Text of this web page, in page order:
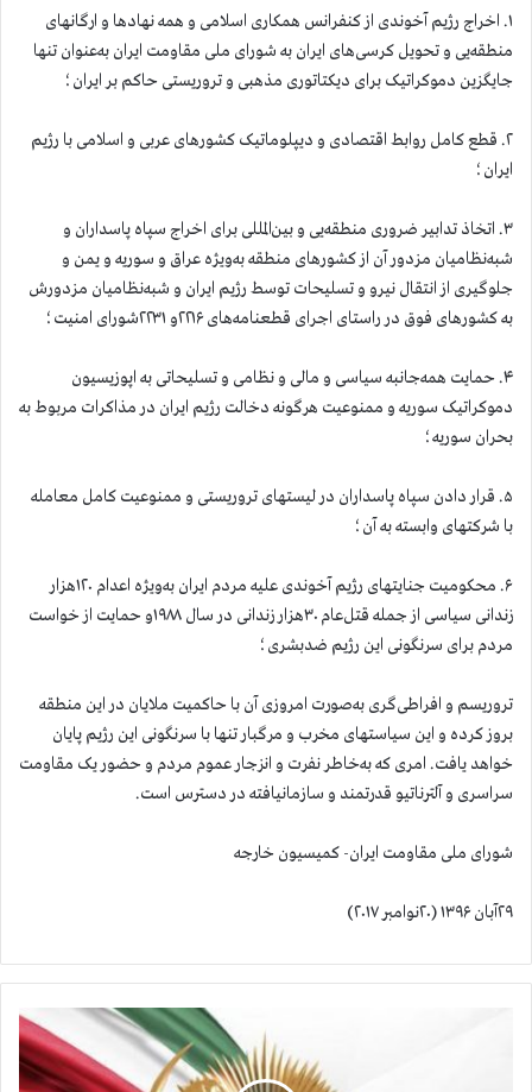
۱. اخراج رژیم آخوندی از کنفرانس همکاری اسلامی و همه نهادها و ارگانهای
منطقه‌یی و تحویل کرسی‌های ایران به شورای ملی مقاومت ایران به‌عنوان تنها
جایگزین دموکراتیک برای دیکتاتوری مذهبی و تروریستی حاکم بر ایران؛
۲. قطع کامل روابط اقتصادی و دیپلوماتیک کشورهای عربی و اسلامی با رژیم
ایران؛
۳. اتخاذ تدابیر ضروری منطقه‌یی و بین‌المللی برای اخراج سپاه پاسداران و
شبه‌نظامیان مزدور آن از کشورهای منطقه به‌ویژه عراق و سوریه و یمن و
جلوگیری از انتقال نیرو و تسلیحات توسط رژیم ایران و شبه‌نظامیان مزدورش
به کشورهای فوق در راستای اجرای قطعنامه‌های ۲۲۱۶و ۲۲۳۱شورای امنیت؛
۴. حمایت همه‌جانبه سیاسی و مالی و نظامی و تسلیحاتی به اپوزیسیون
دموکراتیک سوریه و ممنوعیت هرگونه دخالت رژیم ایران در مذاکرات مربوط به
بحران سوریه؛
۵. قرار دادن سپاه پاسداران در لیستهای تروریستی و ممنوعیت کامل معامله
با شرکتهای وابسته به آن؛
۶. محکومیت جنایتهای رژیم آخوندی علیه مردم ایران به‌ویژه اعدام ۱۲۰هزار
زندانی سیاسی از جمله قتل‌عام ۳۰هزار زندانی در سال ۱۹۸۸و حمایت از خواست
مردم برای سرنگونی این رژیم ضدبشری؛
تروریسم و افراطی‌گری به‌صورت امروزی آن با حاکمیت ملایان در این منطقه
بروز کرده و این سیاستهای مخرب و مرگبار تنها با سرنگونی این رژیم پایان
خواهد یافت. امری که به‌خاطر نفرت و انزجار عموم مردم و حضور یک مقاومت
سراسری و آلترناتیو قدرتمند و سازمانیافته در دسترس است.
شورای ملی مقاومت ایران- کمیسیون خارجه
۲۹آبان ۱۳۹۶ (۲۰نوامبر ۲۰۱۷)